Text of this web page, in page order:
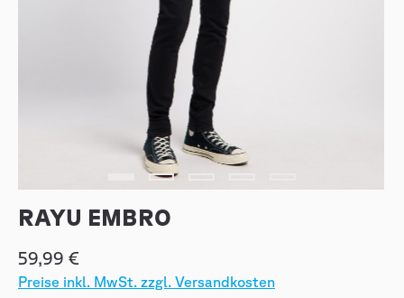
RAYU EMBRO
59,99 €
Preise inkl. MwSt. zzgl. Versandkosten